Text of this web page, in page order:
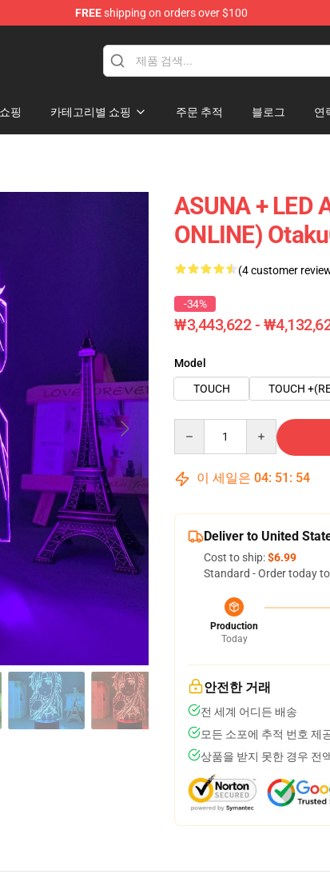
FREEshipping on orders over $100
쇼핑 카테고리별 쇼핑 주문 추적 블로그 연
ASUNA + LED
ONLINE)
(4 customer
-34%
₩3,443,622 -
Model
TOUCH
TOUCH
이 세일은 04: 51 : 53
Deliver to United
Cost to ship:$6.99
Standard - Order today
Production
Today
안전한 거래
전 세계 어디든 배송
모든 소포에 추적 번호 제
상품을 받지 못한 경우 전